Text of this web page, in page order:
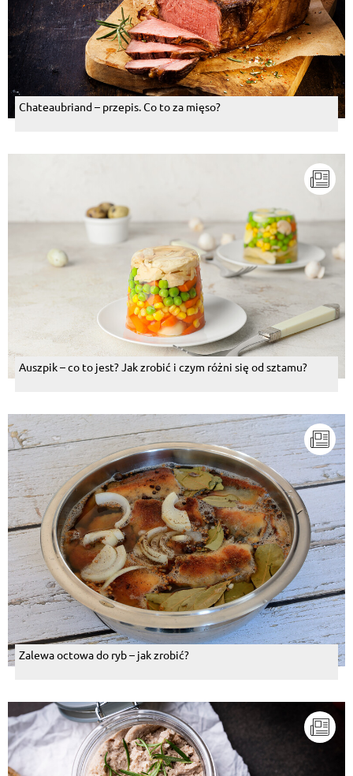
Chateaubriand – przepis. Co to za mięso?
Auszpik – co to jest? Jak zrobić i czym różni się od sztamu?
Zalewa octowa do ryb – jak zrobić?